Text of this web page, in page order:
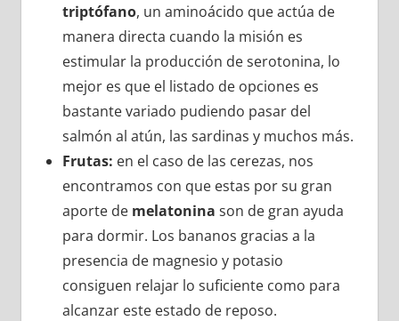
triptófano, un aminoácido que actúa de
manera directa cuando la misión es
estimular la producción de serotonina, lo
mejor es que el listado de opciones es
bastante variado pudiendo pasar del
salmón al atún, las sardinas y muchos más.
Frutas: en el caso de las cerezas, nos
encontramos con que estas por su gran
aporte de melatonina son de gran ayuda
para dormir. Los bananos gracias a la
presencia de magnesio y potasio
consiguen relajar lo suficiente como para
alcanzar este estado de reposo.